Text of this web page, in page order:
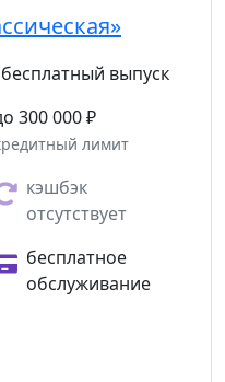
бесплатный выпуск
300 000 ₽
лимит
кэшбэк
отсутствует
бесплатное
обслуживание